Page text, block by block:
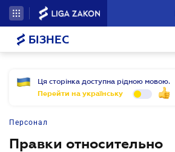
БІЗНЕС
Ця сторінка доступна рідною мовою.
Перейти на українську
Персонал
Правки относительно